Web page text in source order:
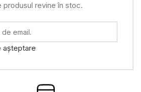
produsul revine în stoc.
așteptare